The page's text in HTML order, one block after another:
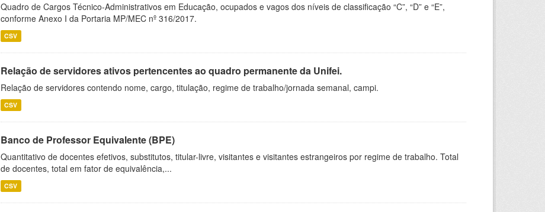
Quadro de Cargos Técnico-Administrativos em Educação, ocupados e vagos dos níveis de classificação “C”, “D” e “E”,
conforme Anexo I da Portaria MP/MEC nº 316/2017.
CSV
Relação de servidores ativos pertencentes ao quadro permanente da Unifei.
Relação de servidores contendo nome, cargo, titulação, regime de trabalho/jornada semanal, campi.
CSV
Banco de Professor Equivalente (BPE)
Quantitativo de docentes efetivos, substitutos, titular-livre, visitantes e visitantes estrangeiros por regime de trabalho. Total
de docentes, total em fator de equivalência,...
CSV